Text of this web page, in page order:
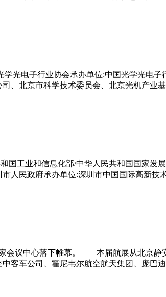
光电子行业协会承办单位:中国光学光电
、北京市科学技术委员会、北京光机产业
国工业和信息化部/中华人民共和国国家发
人民政府承办单位:深圳市中国国际高新技
议中心落下帷幕。 本届航展从北京静
客车公司、霍尼韦尔航空航天集团、庞巴